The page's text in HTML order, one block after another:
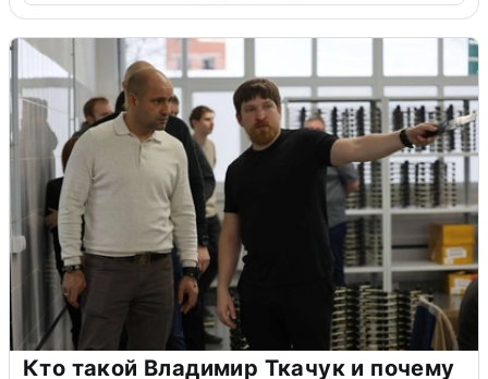
Кто такой Владимир Ткачук и почему